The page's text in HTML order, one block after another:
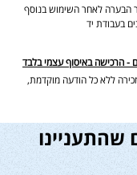
הבערה לאחר השימוש בנוסף
- הרכישה באיסוף עצמי בלבד
ללא כל הודעה מוקדמת,
שהתעניינו